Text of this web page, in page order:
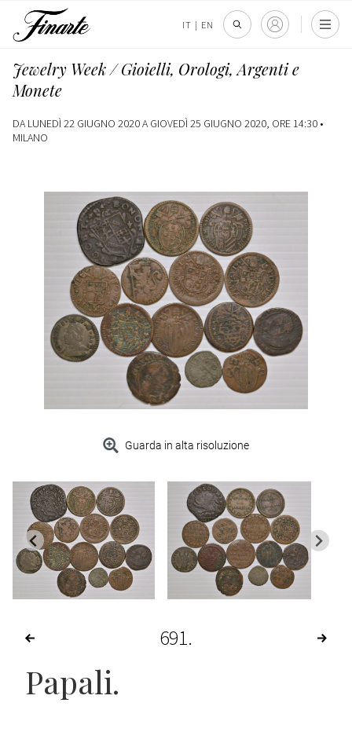
IT | EN
Jewelry Week / Gioielli, Orologi, Argenti e
Monete
DA LUNEDÌ 22 GIUGNO 2020 A GIOVEDÌ 25 GIUGNO 2020, ORE 14:30 •
MILANO
Guarda in alta risoluzione
691
Papali.